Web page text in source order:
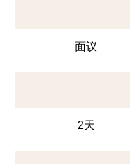
面议
2天